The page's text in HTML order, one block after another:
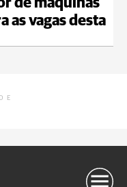
de máquinas
as vagas desta